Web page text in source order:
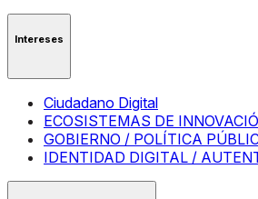
Intereses
Ciudadano Digital
ECOSISTEMAS DE
GOBIERNO / POLÍTICA
IDENTIDAD DIGITAL /